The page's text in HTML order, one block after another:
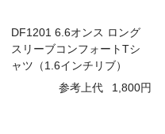
DF1201 6.6オンス ロング
スリーブコンフォートTシ
ャツ（1.6インチリブ）
参考上代
1,800円